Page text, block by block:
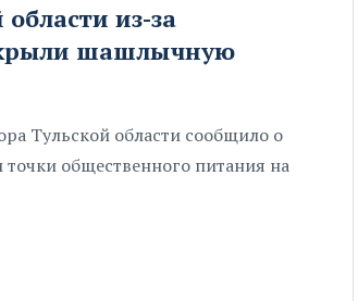
из-за
шашлычную
Тульской области сообщило о
точки общественного питания на